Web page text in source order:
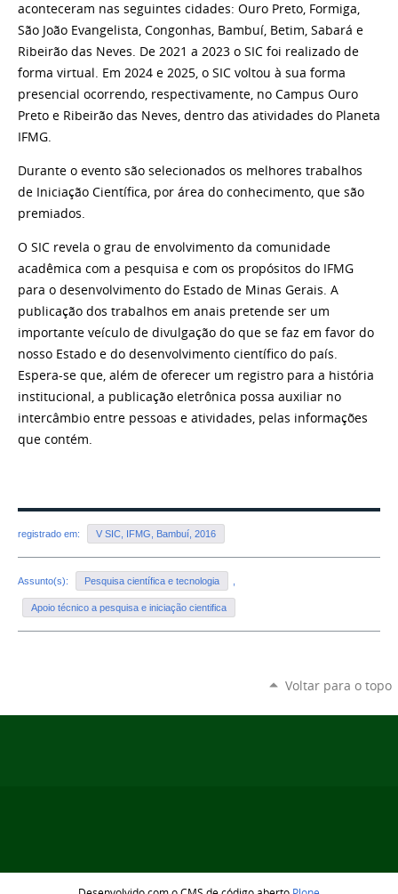
aconteceram nas seguintes cidades: Ouro Preto, Formiga,
São João Evangelista, Congonhas, Bambuí, Betim, Sabará e
Ribeirão das Neves. De 2021 a 2023 o SIC foi realizado de
forma virtual. Em 2024 e 2025, o SIC voltou à sua forma
presencial ocorrendo, respectivamente, no Campus Ouro
Preto e Ribeirão das Neves, dentro das atividades do Planeta
IFMG.
Durante o evento são selecionados os melhores trabalhos
de Iniciação Científica, por área do conhecimento, que são
premiados.
O SIC revela o grau de envolvimento da comunidade
acadêmica com a pesquisa e com os propósitos do IFMG
para o desenvolvimento do Estado de Minas Gerais. A
publicação dos trabalhos em anais pretende ser um
importante veículo de divulgação do que se faz em favor do
nosso Estado e do desenvolvimento científico do país.
Espera-se que, além de oferecer um registro para a história
institucional, a publicação eletrônica possa auxiliar no
intercâmbio entre pessoas e atividades, pelas informações
que contém.
registrado em: V SIC, IFMG, Bambuí, 2016
Assunto(s): Pesquisa científica e tecnologia
Apoio técnico a pesquisa e iniciação cientifica
Voltar para o topo